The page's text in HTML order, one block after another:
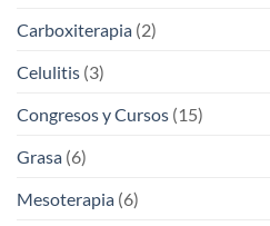
Carboxiterapia (2)
Celulitis (3)
Congresos y Cursos (15)
Grasa (6)
Mesoterapia (6)